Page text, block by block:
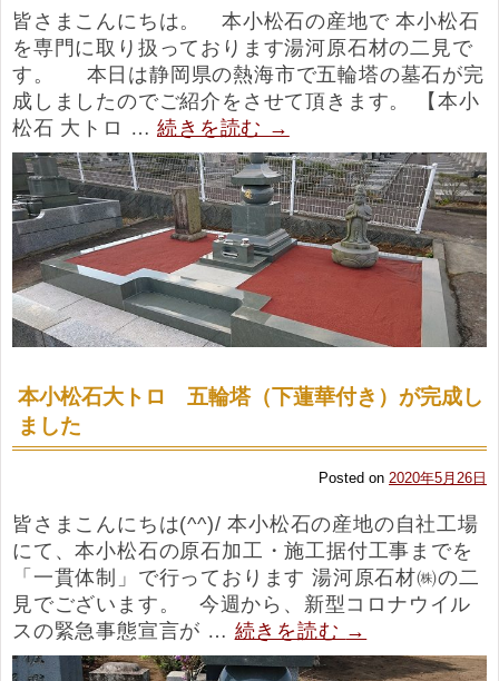
皆さまこんにちは。 本小松石の産地で 本小松石
を専門に取り扱っております湯河原石材の二見で
す。 本日は静岡県の熱海市で五輪塔の墓石が完
成しましたのでご紹介をさせて頂きます。 【本小
松石 大トロ …続きを読む →
本小松石大トロ 五輪塔（下蓮華付き）が完成し
ました
Posted on 2020年5月26日
皆さまこんにちは(^^)/ 本小松石の産地の自社工場
にて、本小松石の原石加工・施工据付工事までを
「一貫体制」で行っております 湯河原石材㈱の二
見でございます。 今週から、新型コロナウイル
スの緊急事態宣言が … 続きを読む →